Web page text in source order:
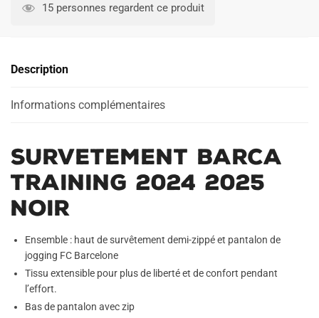
Noir
n
t
e
:
15 personnes regardent ce produit
Description
Informations complémentaires
Survetement Barca
Training 2024 2025
Noir
Ensemble : haut de survêtement demi-zippé et pantalon de
jogging FC Barcelone
Tissu extensible pour plus de liberté et de confort pendant
l’effort.
Bas de pantalon avec zip